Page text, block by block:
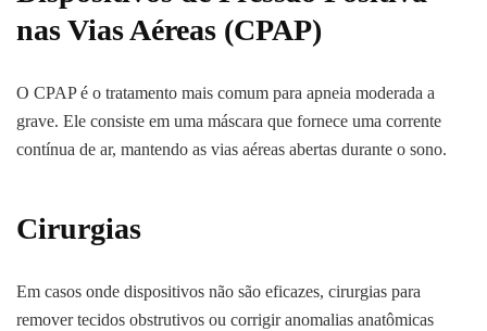
nas Vias Aéreas (CPAP)
O CPAP é o tratamento mais comum para apneia moderada a
grave. Ele consiste em uma máscara que fornece uma corrente
contínua de ar, mantendo as vias aéreas abertas durante o sono.
Cirurgias
Em casos onde dispositivos não são eficazes, cirurgias para
remover tecidos obstrutivos ou corrigir anomalias anatômicas